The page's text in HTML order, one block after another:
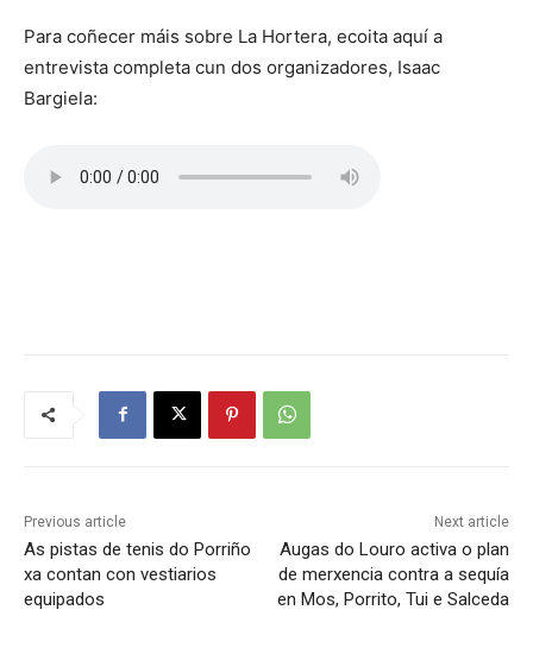
Para coñecer máis sobre La Hortera, ecoita aquí a
entrevista completa cun dos organizadores, Isaac
Bargiela:
Previous article
As pistas de tenis do Porriño
xa contan con vestiarios
equipados
Next article
Augas do Louro activa o plan
de merxencia contra a sequía
en Mos, Porrito, Tui e Salceda